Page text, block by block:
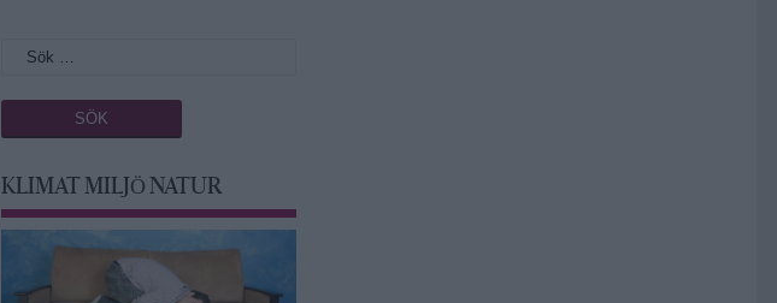
KLIMAT MILJÖ NATUR